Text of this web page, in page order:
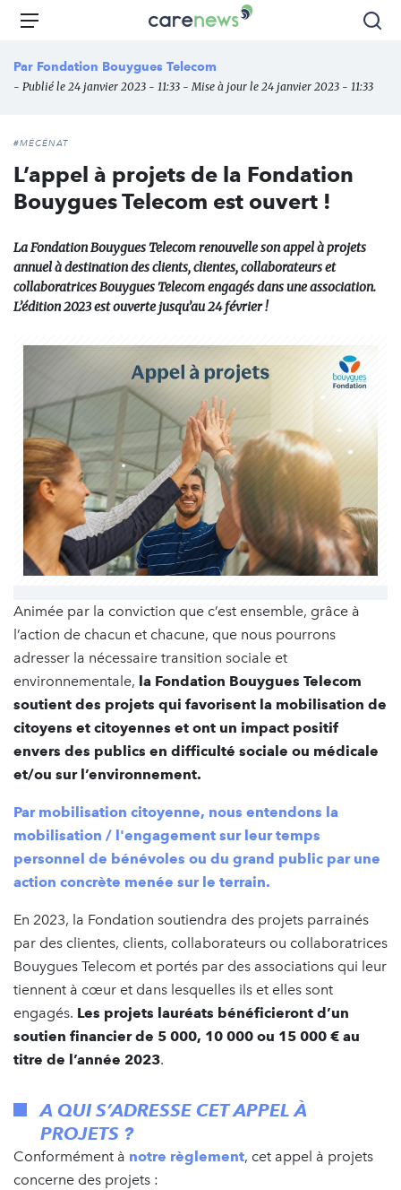
Aller
principal
Carenews,
média
des
Menu
Par Fondation Bouygues Telecom
- Publié le 24 janvier 2023 - 11:33 - Mise à jour le 24 janvier 2023 - 11:33
#MÉCÉNAT
L’appel à projets de la Fondation
Bouygues Telecom est ouvert !
La Fondation Bouygues Telecom renouvelle son appel à projets
annuel à destination des clients, clientes, collaborateurs et
collaboratrices Bouygues Telecom engagés dans une association.
L’édition 2023 est ouverte jusqu’au 24 février !
Animée par la conviction que c’est ensemble, grâce à
l’action de chacun et chacune, que nous pourrons
adresser la nécessaire transition sociale et
environnementale, la Fondation Bouygues Telecom
soutient des projets qui favorisent la mobilisation de
citoyens et citoyennes et ont un impact positif
envers des publics en difficulté sociale ou médicale
et/ou sur l’environnement.
Par mobilisation citoyenne, nous entendons la
mobilisation / l'engagement sur leur temps
personnel de bénévoles ou du grand public par une
action concrète menée sur le terrain.
En 2023, la Fondation soutiendra des projets parrainés
par des clientes, clients, collaborateurs ou collaboratrices
Bouygues Telecom et portés par des associations qui leur
tiennent à cœur et dans lesquelles ils et elles sont
engagés. Les projets lauréats bénéficieront d’un
soutien financier de 5 000, 10 000 ou 15 000 € au
titre de l’année 2023.
A QUI S’ADRESSE CET APPEL À
PROJETS ?
Conformément à notre règlement, cet appel à projets
concerne des projets :